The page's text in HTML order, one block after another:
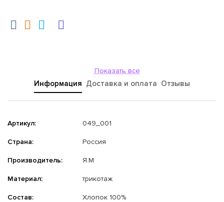
Показать все
Информация Доставка и оплата Отзывы
Артикул: 049_001
Страна: Россия
Производитель: Я.М
Материал: трикотаж
Состав: Хлопок 100%